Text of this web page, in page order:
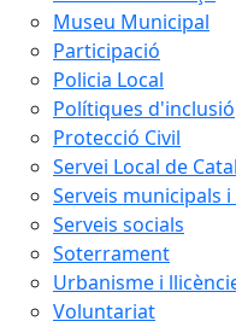
Museu Municipal
Participació
Policia Local
Polítiques d'inclusió
Protecció Civil
Servei Local de
Serveis municipals
Serveis socials
Soterrament
Urbanisme i
Voluntariat